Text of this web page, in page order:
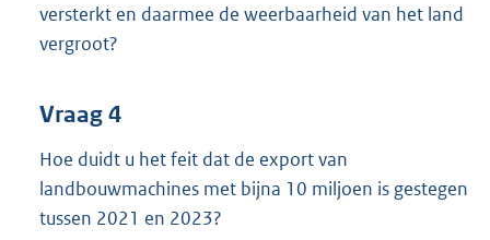
versterkt en daarmee de weerbaarheid van het land
vergroot?
Vraag 4
Hoe duidt u het feit dat de export van
landbouwmachines met bijna 10 miljoen is gestegen
tussen 2021 en 2023?